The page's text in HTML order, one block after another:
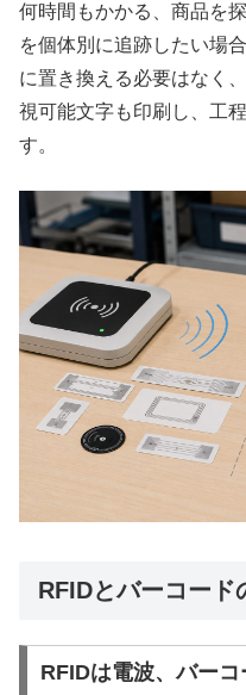
何時間もかかる、商品を
を個体別に追跡したい場
に置き換える必要はなく
視可能文字も印刷し、工
す。
RFIDとバーコード
RFIDは電波、バー